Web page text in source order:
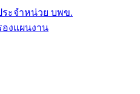
ะจำหน่วย บพข.
งแผนงาน